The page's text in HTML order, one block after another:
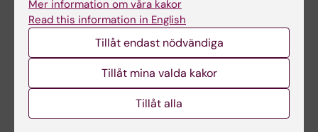
anställts som professor i reproduktionsbiologi vid
Karolinska Institutet från 1 november 2017.
Se en film
Mer information om våra kakor
Read this information in English
Tillåt endast nödvändiga
Tillåt mina valda kakor
Tillåt alla